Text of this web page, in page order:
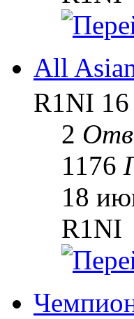
All
R1NI
2
1176
18
R1NI